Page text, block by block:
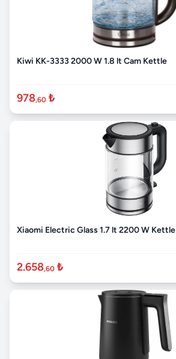
Kiwi KK-3333 2000 W 1.8 lt Cam Kettle
978,60 ₺
Xiaomi Electric Glass 1.7 lt 2200 W Kettle
2.658,60 ₺